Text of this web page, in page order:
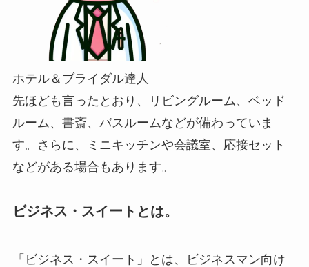
ホテル＆ブライダル達人
先ほども言ったとおり、リビングルーム、ベッド
ルーム、書斎、バスルームなどが備わっていま
す。さらに、ミニキッチンや会議室、応接セット
などがある場合もあります。
ビジネス・スイートとは。
「ビジネス・スイート」とは、ビジネスマン向け